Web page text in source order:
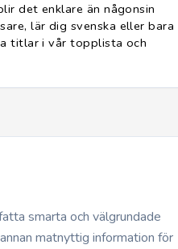
det enklare än någonsin
lär dig svenska eller bara
titlar i vår topplista och
smarta och välgrundade
matnyttig information för